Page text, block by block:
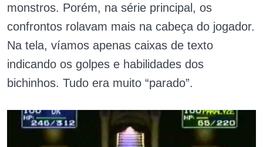
monstros. Porém, na série principal, os
confrontos rolavam mais na cabeça do jogador.
Na tela, víamos apenas caixas de texto
indicando os golpes e habilidades dos
bichinhos. Tudo era muito “parado”.